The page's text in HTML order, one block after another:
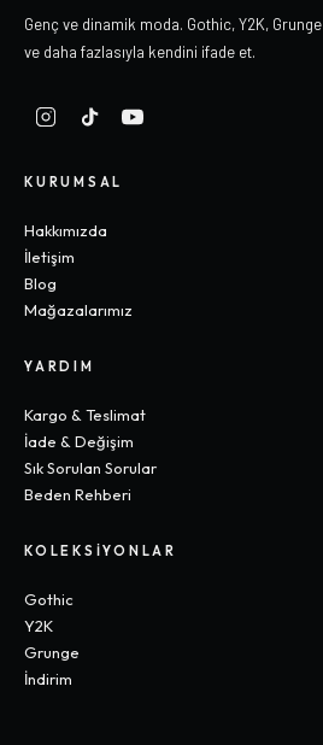
Genç ve dinamik moda. Gothic, Y2K, Grunge
ve daha fazlasıyla kendini ifade et.
KURUMSAL
Hakkımızda
İletişim
Blog
Mağazalarımız
YARDIM
Kargo & Teslimat
İade & Değişim
Sık Sorulan Sorular
Beden Rehberi
KOLEKSIYONLAR
Gothic
Y2K
Grunge
İndirim